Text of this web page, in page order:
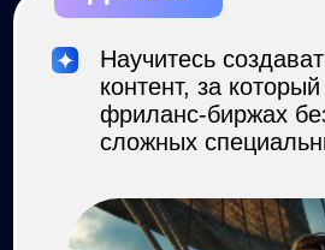
Простые тексты –
реальные деньги